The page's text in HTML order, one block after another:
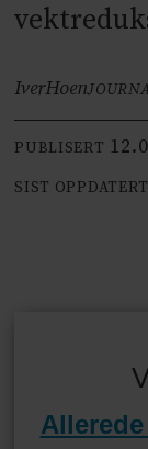
IverHoen
PUBLISERT
SIST OPPDATERT